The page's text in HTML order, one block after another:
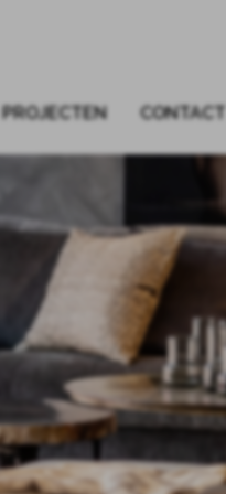
PROJECTEN CONTACT